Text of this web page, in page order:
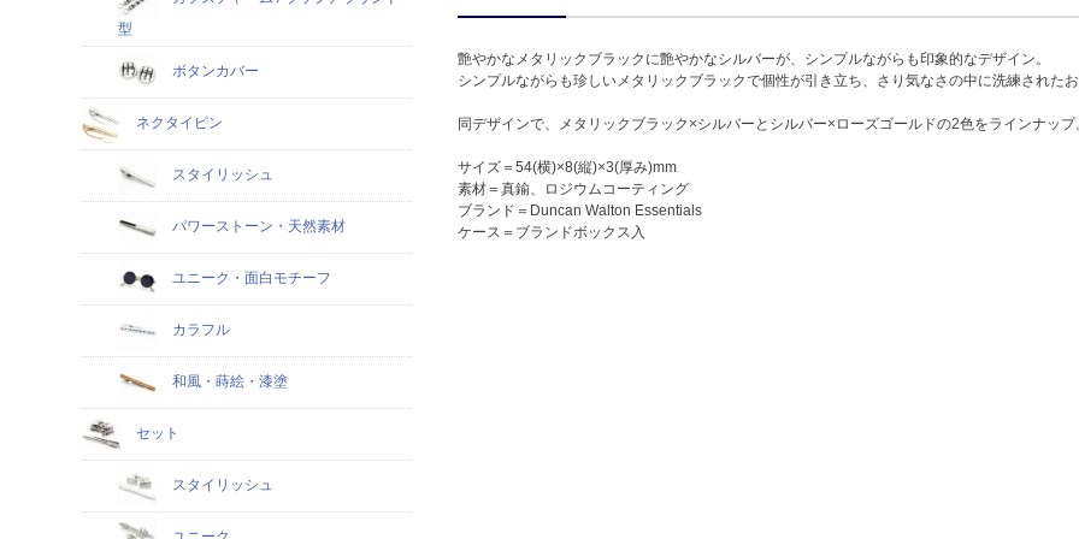
艶やかなメタリックブラックに艶やかなシルバーが、シンプルながらも印象的なデザイン。
シンプルながらも珍しいメタリックブラックで個性が引き立ち、さり気なさの中に洗練された
同デザインで、メタリックブラック×シルバーとシルバー×ローズゴールドの2色をラインナップ
サイズ＝54(横)×8(縦)×3(厚み)mm
素材＝真鍮、ロジウムコーティング
ブランド＝Duncan Walton Essentials
ケース＝ブランドボックス入
型
ボタンカバー
ネクタイピン
スタイリッシュ
パワーストーン・天然素材
ユニーク・面白モチーフ
カラフル
和風・蒔絵・漆塗
セット
スタイリッシュ